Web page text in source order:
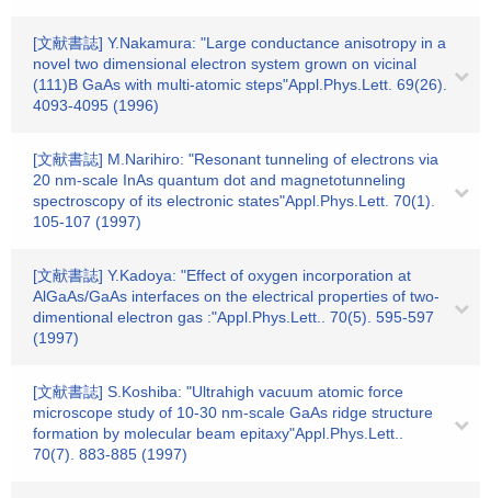
[文献書誌] Y.Nakamura: "Large conductance anisotropy in a
novel two dimensional electron system grown on vicinal
(111)B GaAs with multi-atomic steps"Appl.Phys.Lett. 69(26).
4093-4095 (1996)
[文献書誌] M.Narihiro: "Resonant tunneling of electrons via
20 nm-scale InAs quantum dot and magnetotunneling
spectroscopy of its electronic states"Appl.Phys.Lett. 70(1).
105-107 (1997)
[文献書誌] Y.Kadoya: "Effect of oxygen incorporation at
AlGaAs/GaAs interfaces on the electrical properties of two-
dimentional electron gas :"Appl.Phys.Lett.. 70(5). 595-597
(1997)
[文献書誌] S.Koshiba: "Ultrahigh vacuum atomic force
microscope study of 10-30 nm-scale GaAs ridge structure
formation by molecular beam epitaxy"Appl.Phys.Lett..
70(7). 883-885 (1997)